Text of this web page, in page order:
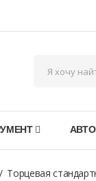
Торцевая